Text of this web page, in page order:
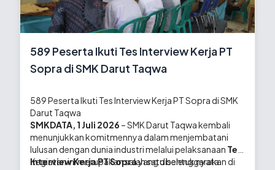
589 Peserta Ikuti Tes Interview Kerja PT
Sopra di SMK Darut Taqwa
589 Peserta Ikuti Tes Interview Kerja PT Sopra di SMK
Darut Taqwa
SMKDATA, 1 Juli 2026 – SMK Darut Taqwa kembali
menunjukkan komitmennya dalam menjembatani
lulusan dengan dunia industri melalui pelaksanaan Tes
Interview Kerja PT Soprayang diselenggarakan di
Kegiatan ini merupakan salah satu bentuk nyata